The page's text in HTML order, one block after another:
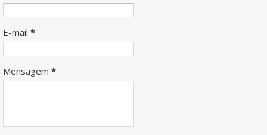
E-mail *
Mensagem *